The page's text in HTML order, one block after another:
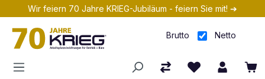
Zum Hauptinhalt springen
Wir feiern 70 Jahre KRIEG-Jubiläum - feiern Sie mit! ➔
Brutto Netto